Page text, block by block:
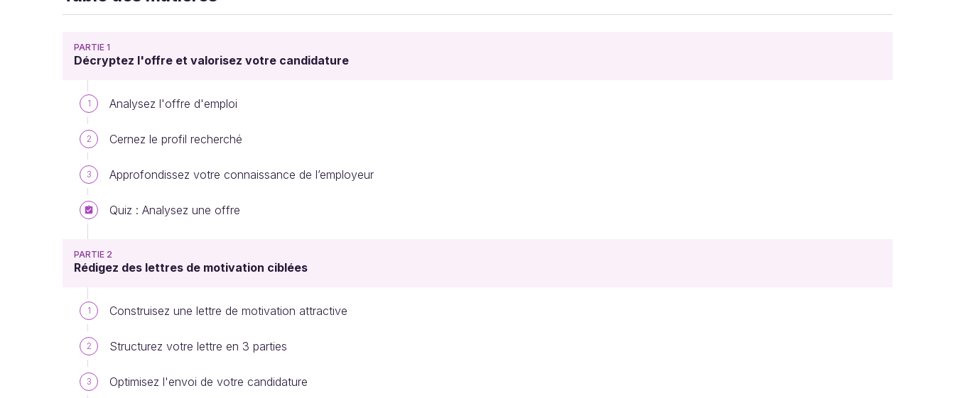
PARTIE 1
Décryptez l'offre et valorisez votre candidature
1 Analysez l'offre d'emploi
2 Cernez le profil recherché
3 Approfondissez votre connaissance de l’employeur
Quiz : Analysez une offre
PARTIE 2
Rédigez des lettres de motivation ciblées
1 Construisez une lettre de motivation attractive
2 Structurez votre lettre en 3 parties
3 Optimisez l'envoi de votre candidature